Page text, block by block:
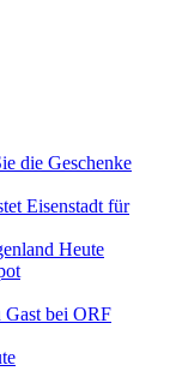
die Geschenke
Heute